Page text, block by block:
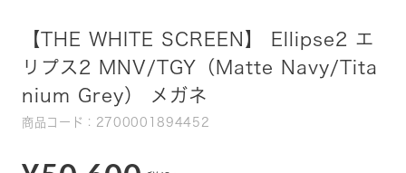
【THE WHITE SCREEN】 Ellipse2 エ
リプス2 MNV/TGY（Matte Navy/Tita
nium Grey） メガネ
商品コード：2700001894452